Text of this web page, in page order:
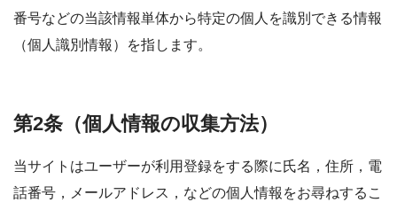
番号などの当該情報単体から特定の個人を識別できる情報
（個人識別情報）を指します。
第2条（個人情報の収集方法）
当サイトはユーザーが利用登録をする際に氏名，住所，電
話番号，メールアドレス，などの個人情報をお尋ねするこ